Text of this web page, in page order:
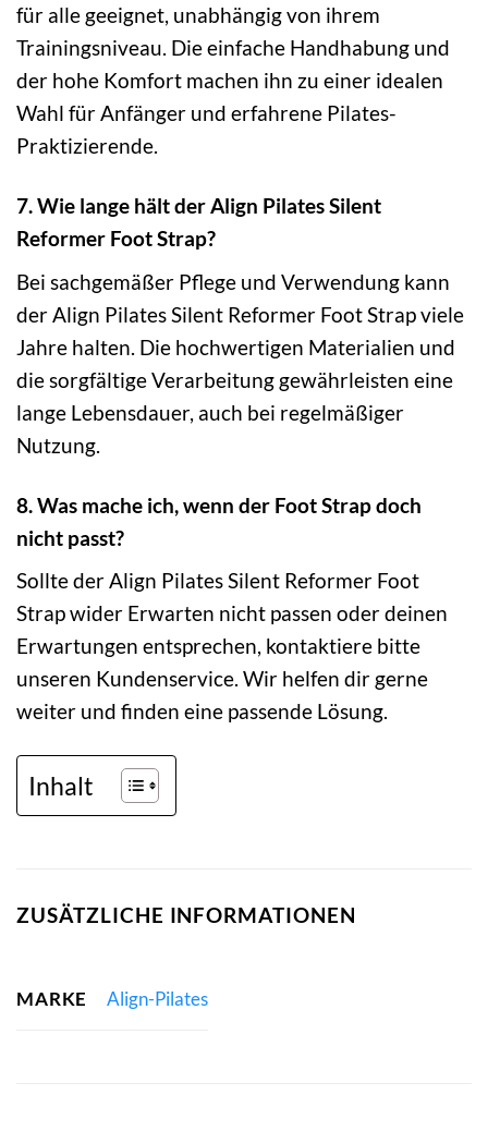
für alle geeignet, unabhängig von ihrem
Trainingsniveau. Die einfache Handhabung und
der hohe Komfort machen ihn zu einer idealen
Wahl für Anfänger und erfahrene Pilates-
Praktizierende.
7. Wie lange hält der Align Pilates Silent
Reformer Foot Strap?
Bei sachgemäßer Pflege und Verwendung kann
der Align Pilates Silent Reformer Foot Strap viele
Jahre halten. Die hochwertigen Materialien und
die sorgfältige Verarbeitung gewährleisten eine
lange Lebensdauer, auch bei regelmäßiger
Nutzung.
8. Was mache ich, wenn der Foot Strap doch
nicht passt?
Sollte der Align Pilates Silent Reformer Foot
Strap wider Erwarten nicht passen oder deinen
Erwartungen entsprechen, kontaktiere bitte
unseren Kundenservice. Wir helfen dir gerne
weiter und finden eine passende Lösung.
Inhalt
ZUSÄTZLICHE INFORMATIONEN
MARKE Align-Pilates